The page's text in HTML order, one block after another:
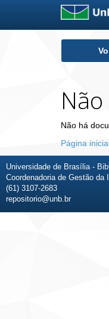
Não há
Página
Universidade de Brasília -
Coordenadoria de Gestão da
(61) 3107-2683
repositorio@unb.br